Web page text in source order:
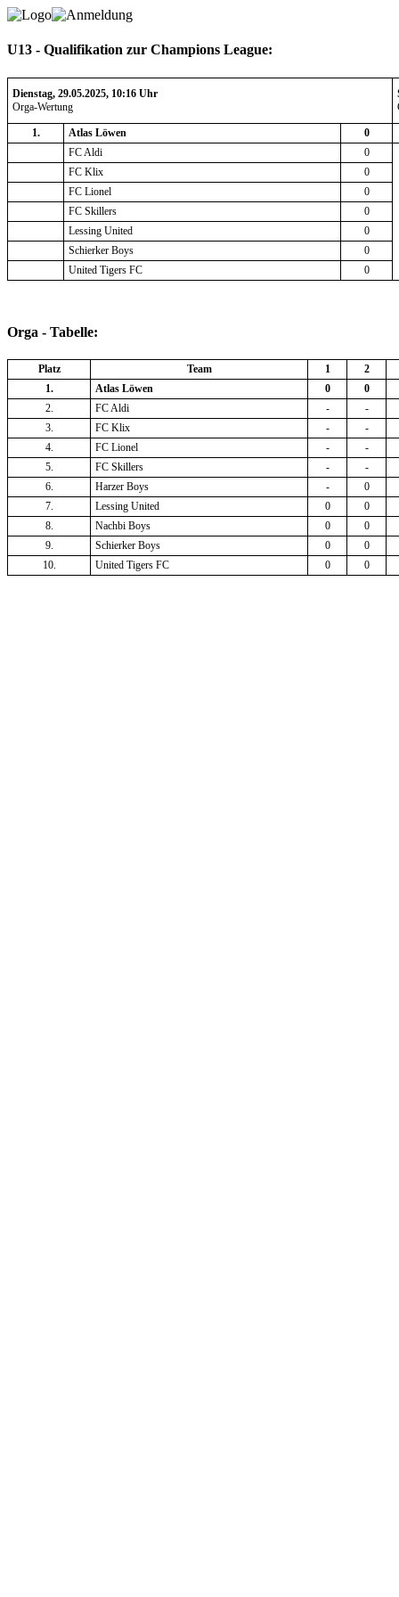
U13 - Qualifikation zur Champions League:
Dienstag, 29.05.2025, 10:16 Uhr
Orga-Wertung
1. Atlas Löwen
0
FC Aldi
0
FC Klix
0
FC Lionel
0
FC Skillers
0
Lessing United
0
Schierker Boys
0
United Tigers FC
0
Orga - Tabelle:
Platz Team 1
2
1.
Atlas Löwen 0
0
2.
FC Aldi -
-
3.
FC Klix -
-
4.
FC Lionel -
-
5.
FC Skillers -
-
6.
Harzer Boys -
0
7.
Lessing United 0
0
8.
Nachbi Boys 0
0
9.
Schierker Boys 0
0
10.
United Tigers FC 0 0